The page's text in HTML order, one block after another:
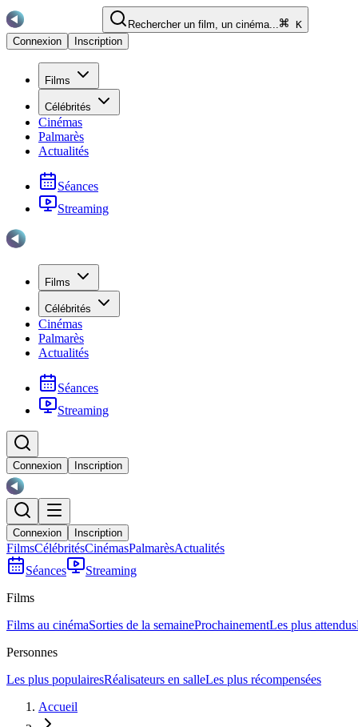
Rechercher un film, un cinéma...
K
Connexion
Inscription
Films
Célébrités
Cinémas
Palmarès
Actualités
Séances
Streaming
Films
Célébrités
Cinémas
Palmarès
Actualités
Séances
Streaming
Connexion Inscription
Connexion Inscription
FilmsCélébritésCinémasPalmarèsActualités
Séances
Streaming
Films
Films au cinémaSorties de la semaineProchainementLes plus attendus
Personnes
Les plus populairesRéalisateurs en salleLes plus récompensées
Accueil